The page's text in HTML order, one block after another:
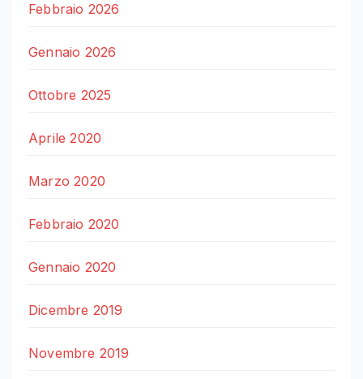
Febbraio 2026
Gennaio 2026
Ottobre 2025
Aprile 2020
Marzo 2020
Febbraio 2020
Gennaio 2020
Dicembre 2019
Novembre 2019